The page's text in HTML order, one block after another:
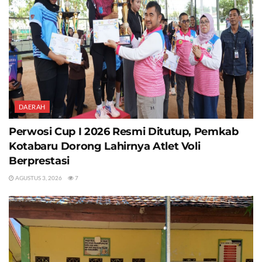
DAERAH
Perwosi Cup I 2026 Resmi Ditutup, Pemkab
Kotabaru Dorong Lahirnya Atlet Voli
Berprestasi
AGUSTUS 3, 2026 7